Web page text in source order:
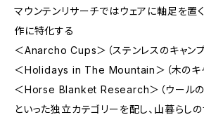
マウンテンリサーチではウェアに軸足を置
作に特化する
＜Anarcho Cups＞（ステンレスのキャンプ
＜Holidays in The Mountain＞（木のキャ
＜Horse Blanket Research＞（ウールの
といった独立カテゴリーを配し、山暮らし